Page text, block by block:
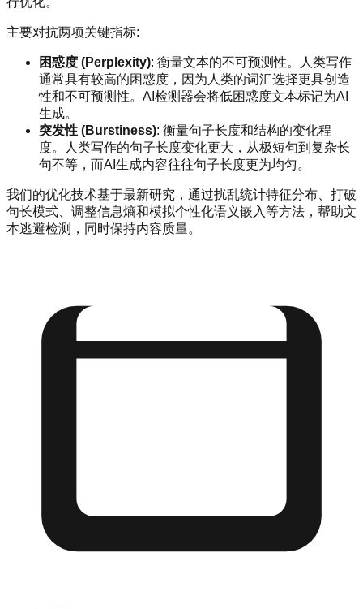
主要对抗两项关键指标:
困惑度 (Perplexity): 衡量文本的不可预测性。人类写作
通常具有较高的困惑度，因为人类的词汇选择更具创造
性和不可预测性。AI检测器会将低困惑度文本标记为AI
生成。
突发性 (Burstiness): 衡量句子长度和结构的变化程
度。人类写作的句子长度变化更大，从极短句到复杂长
句不等，而AI生成内容往往句子长度更为均匀。
我们的优化技术基于最新研究，通过扰乱统计特征分布、打破
句长模式、调整信息熵和模拟个性化语义嵌入等方法，帮助文
本逃避检测，同时保持内容质量。